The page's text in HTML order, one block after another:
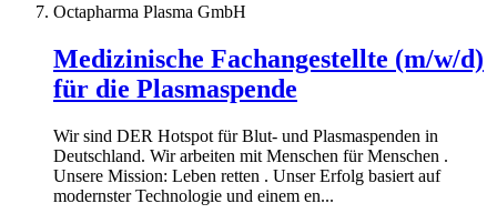
Octapharma Plasma GmbH
Medizinische Fachangestellte (m/w/d)
für die Plasmaspende
Wir sind DER Hotspot für Blut- und Plasmaspenden in
Deutschland. Wir arbeiten mit Menschen für Menschen .
Unsere Mission: Leben retten . Unser Erfolg basiert auf
modernster Technologie und einem en...